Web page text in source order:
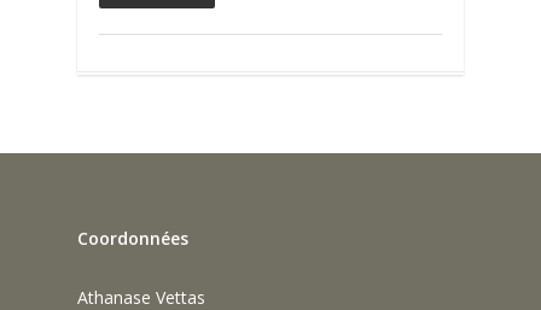
Coordonnées
Athanase Vettas